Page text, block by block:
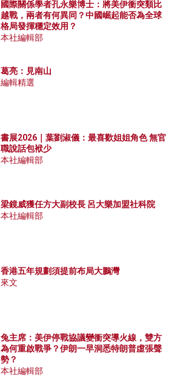
國際關係學者孔永樂博士：將美伊衝突類比
越戰，兩者有何異同？中國崛起能否為全球
格局發揮穩定效用？
本社編輯部
葛亮：見南山
編輯精選
書展2026｜葉劉淑儀：最喜歡姐姐角色 無官
職說話包袱少
本社編輯部
梁鏡威獲任方大副校長 呂大樂加盟社科院
本社編輯部
香港五年規劃須提前布局大鵬灣
來文
兔主席：美伊停戰協議變衝突導火線，雙方
為何重啟戰爭？伊朗一早洞悉特朗普虛張聲
勢？
本社編輯部